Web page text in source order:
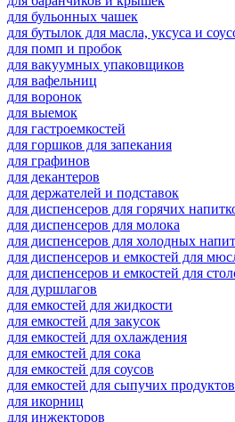
для бульонных чашек
для бутылок для масла, уксуса и
для помп и пробок
для вакуумных упаковщиков
для вафельниц
для воронок
для выемок
для гастроемкостей
для горшков для запекания
для графинов
для декантеров
для держателей и подставок
для диспенсеров для горячих
для диспенсеров для молока
для диспенсеров для холодных
для диспенсеров и емкостей для
для диспенсеров и емкостей для
для дуршлагов
для емкостей для жидкости
для емкостей для закусок
для емкостей для охлаждения
для емкостей для сока
для емкостей для соусов
для емкостей для сыпучих продуктов
для икорниц
для инжекторов